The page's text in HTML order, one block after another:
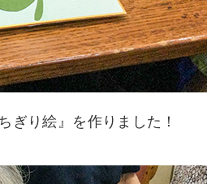
ぎり絵』を作りました！